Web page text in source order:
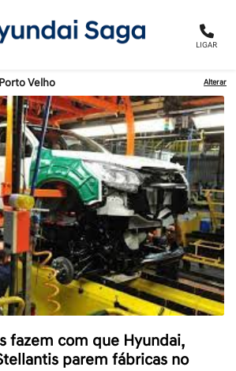
LIGAR
Velho Alterar
fazem com que Hyundai,
parem fábricas no